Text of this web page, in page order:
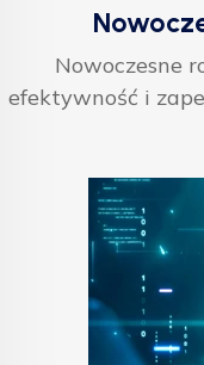
Nowoczesne
efektywność i